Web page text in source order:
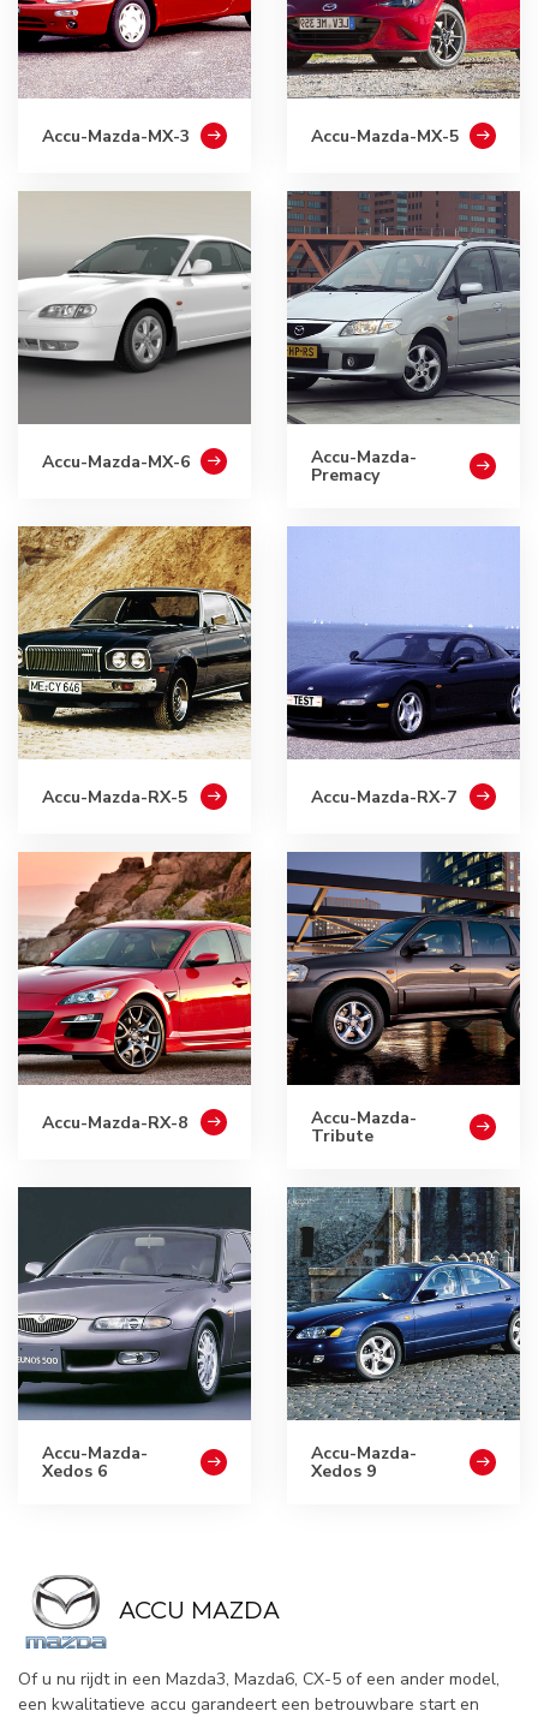
Accu-Mazda-MX-3 Accu-Mazda-MX-5
Accu-Mazda-MX-6 Accu-Mazda-
Premacy
Accu-Mazda-RX-5 Accu-Mazda-RX-7
Accu-Mazda-RX-8 Accu-Mazda-
Tribute
Accu-Mazda-
Xedos 6
Accu-Mazda-
Xedos 9
ACCU MAZDA
Of u nu rijdt in een Mazda3, Mazda6, CX-5 of een ander model,
een kwalitatieve accu garandeert een betrouwbare start en